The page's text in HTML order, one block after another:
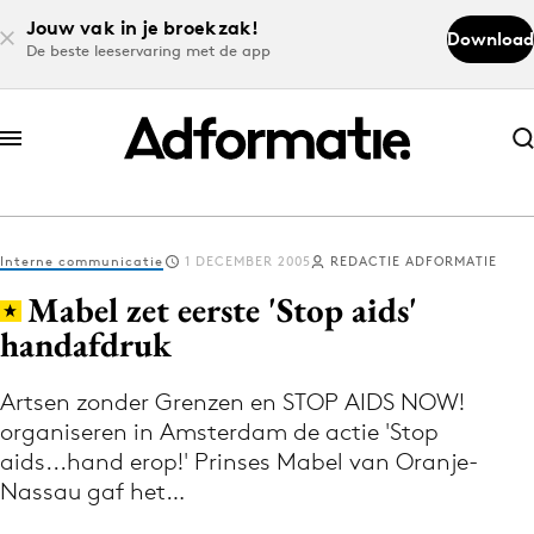
Jouw vak in je broekzak!
De beste leeservaring met de app
Download
Abonneer nu
Abonneer nu
Log in
Volg het laatste nieuws via de Adformatie
Nieuws app
Interne communicatie 1 DECEMBER 2005 REDACTIE ADFORMATIE
Mabel zet eerste 'Stop aids'
handafdruk
Artsen zonder Grenzen en STOP AIDS NOW!
organiseren in Amsterdam de actie 'Stop
aids...hand erop!' Prinses Mabel van Oranje-
Nassau gaf het…